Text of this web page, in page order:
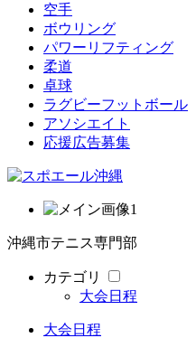
空手
ボウリング
パワーリフティング
柔道
卓球
ラグビーフットボール
アソシエイト
応援広告募集
沖縄市テニス専門部
カテゴリ
大会日程
大会日程